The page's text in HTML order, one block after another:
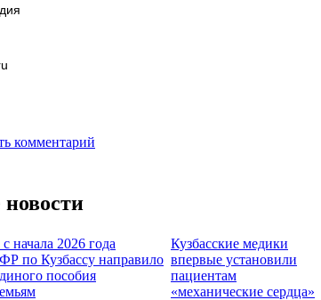
комментарий
начала 2026 года
по Кузбассу направило
пособия
Кузбасские медики
впервые установили
пациентам
«механические сердца»